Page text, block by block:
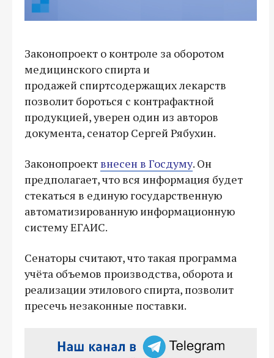
Законопроект о контроле за оборотом
медицинского спирта и
продажей спиртсодержащих лекарств
позволит бороться с контрафактной
продукцией, уверен один из авторов
документа, сенатор Сергей Рябухин.
Законопроект внесен в Госдуму. Он
предполагает, что вся информация будет
стекаться в единую государственную
автоматизированную информационную
систему ЕГАИС.
Сенаторы считают, что такая программа
учёта объемов производства, оборота и
реализации этилового спирта, позволит
пресечь незаконные поставки.